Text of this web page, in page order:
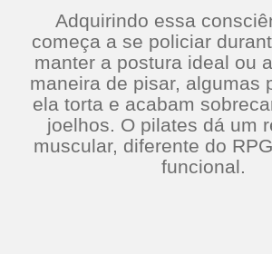
Adquirindo essa
começa a se policiar
manter a postura ideal ou
maneira de pisar, algumas
ela torta e acabam
joelhos. O pilates dá um
muscular, diferente do
funcional.